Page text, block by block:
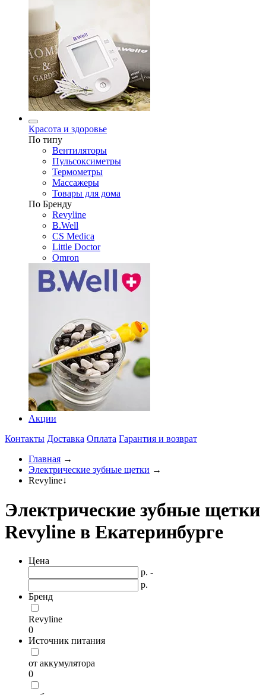
Красота и здоровье
По типу
Вентиляторы
Пульсоксиметры
Термометры
Массажеры
Товары для дома
По Бренду
Revyline
B.Well
CS Medica
Little Doctor
Omron
Акции
Контакты Доставка Оплата Гарантия и возврат
Главная →
Электрические зубные щетки →
Revyline↓
Электрические зубные щетки
Revyline в Екатеринбурге
Цена
р. -
р.
Бренд
Revyline
0
Источник питания
от аккумулятора
0